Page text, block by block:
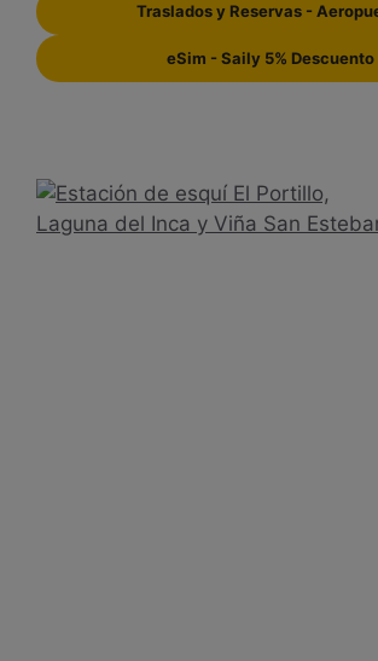
Traslados y Reservas -
eSim - Saily 5% Descuento